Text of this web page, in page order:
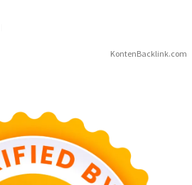
KontenBacklink.com